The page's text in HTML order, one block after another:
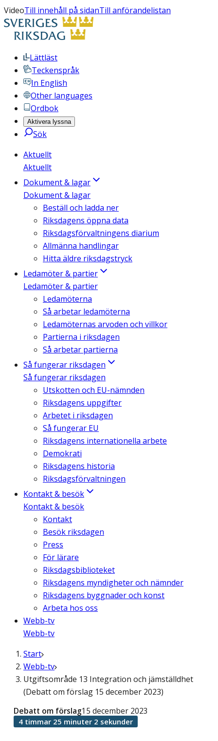
VideoTill innehåll på sidanTill anförandelistan
Lättläst
Teckenspråk
In English
Other languages
Ordbok
Aktivera lyssna
Sök
Aktuellt
Aktuellt
Dokument & lagar
Dokument & lagar
Beställ och ladda ner
Riksdagens öppna data
Riksdagsförvaltningens diarium
Allmänna handlingar
Hitta äldre riksdagstryck
Ledamöter & partier
Ledamöter & partier
Ledamöterna
Så arbetar ledamöterna
Ledamöternas arvoden och villkor
Partierna i riksdagen
Så arbetar partierna
Så fungerar riksdagen
Så fungerar riksdagen
Utskotten och EU-nämnden
Riksdagens uppgifter
Arbetet i riksdagen
Så fungerar EU
Riksdagens internationella arbete
Demokrati
Riksdagens historia
Riksdagsförvaltningen
Kontakt & besök
Kontakt & besök
Kontakt
Besök riksdagen
Press
För lärare
Riksdagsbiblioteket
Riksdagens myndigheter och nämnder
Riksdagens byggnader och konst
Arbeta hos oss
Webb-tv
Webb-tv
Start
Webb-tv
Utgiftsområde 13 Integration och jämställdhet
(Debatt om förslag 15 december 2023)
Debatt om förslag15 december 2023
4 timmar 25 minuter 2 sekunder